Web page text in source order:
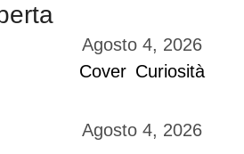
Agosto 4, 2026
Cover Curiosità
Agosto 4, 2026